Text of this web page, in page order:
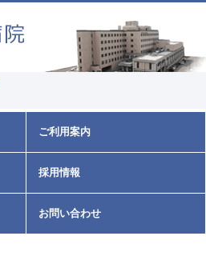
ご利用案内
採用情報
お問い合わせ